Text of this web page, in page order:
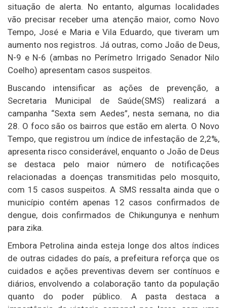
situação de alerta. No entanto, algumas localidades
vão precisar receber uma atenção maior, como Novo
Tempo, José e Maria e Vila Eduardo, que tiveram um
aumento nos registros. Já outras, como João de Deus,
N-9 e N-6 (ambas no Perímetro Irrigado Senador Nilo
Coelho) apresentam casos suspeitos.
Buscando intensificar as ações de prevenção, a
Secretaria Municipal de Saúde(SMS) realizará a
campanha “Sexta sem Aedes”, nesta semana, no dia
28. O foco são os bairros que estão em alerta. O Novo
Tempo, que registrou um índice de infestação de 2,2%,
apresenta risco considerável, enquanto o João de Deus
se destaca pelo maior número de notificações
relacionadas a doenças transmitidas pelo mosquito,
com 15 casos suspeitos. A SMS ressalta ainda que o
município contém apenas 12 casos confirmados de
dengue, dois confirmados de Chikungunya e nenhum
para zika.
Embora Petrolina ainda esteja longe dos altos índices
de outras cidades do país, a prefeitura reforça que os
cuidados e ações preventivas devem ser contínuos e
diários, envolvendo a colaboração tanto da população
quanto do poder público. A pasta destaca a